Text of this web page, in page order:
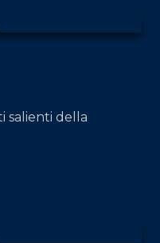
salienti della